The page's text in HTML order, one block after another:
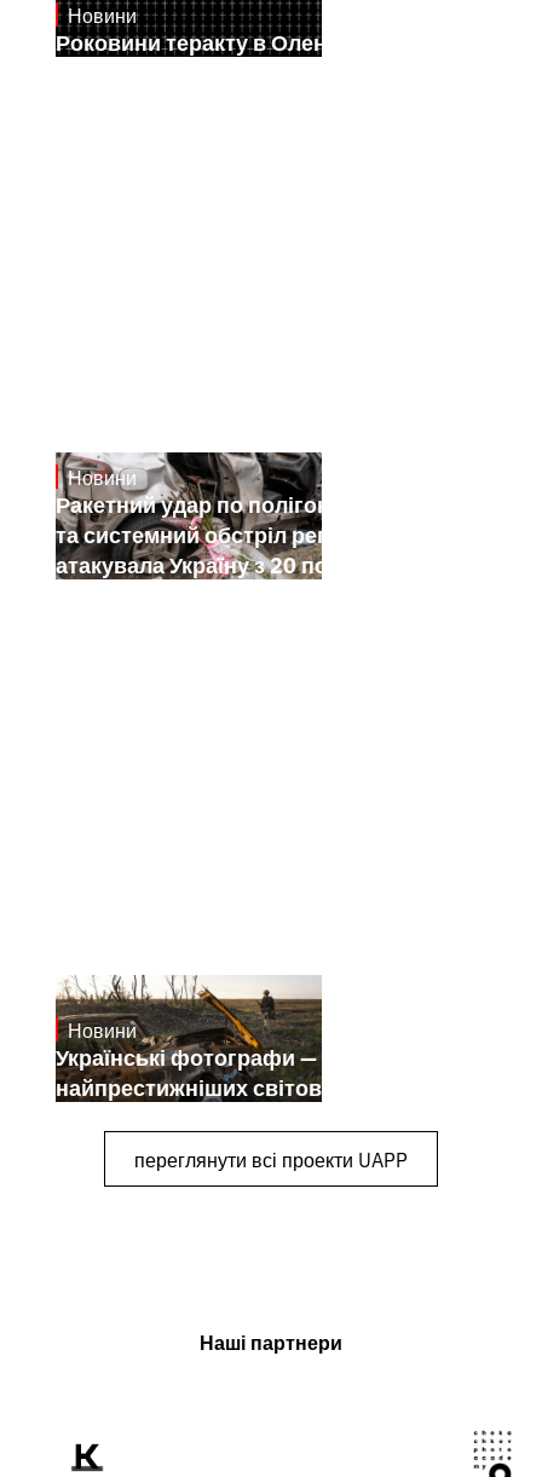
Новини
Роковини теракту в Оленівці
Новини
Ракетний удар по полігону на Київщині
та системний обстріл регіонів: як РФ
атакувала Україну з 20 по 26 липня
Новини
Українські фотографи — переможці
найпрестижніших світових конкурсів
переглянути всі проекти UAPP
Наші партнери